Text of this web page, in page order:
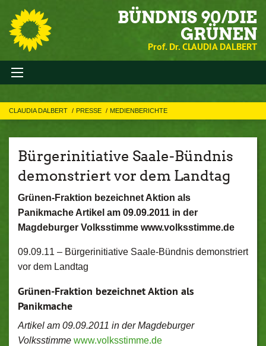
BÜNDNIS 90/DIE
GRÜNEN
Prof. Dr. CLAUDIA DALBERT
CLAUDIA DALBERT PRESSE MEDIENBERICHTE
Bürgerinitiative Saale-Bündnis
demonstriert vor dem Landtag
Grünen-Fraktion bezeichnet Aktion als
Panikmache Artikel am 09.09.2011 in der
Magdeburger Volksstimme www.volksstimme.de
09.09.11 – Bürgerinitiative Saale-Bündnis demonstriert
vor dem Landtag
Grünen-Fraktion bezeichnet Aktion als
Panikmache
Artikel am 09.09.2011 in der Magdeburger
Volksstimme www.volksstimme.de